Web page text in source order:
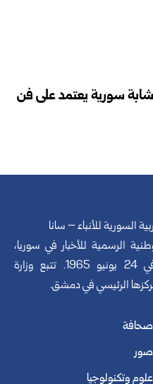
سورية يعتمد على فن
السورية للأنباء – سانا
الرسمية للأخبار في سوريا،
تأسست في 24 يونيو 1965. تتبع وزارة
الرئيسي في دمشق.
صحافة
صور
علوم وتكنولوجيا